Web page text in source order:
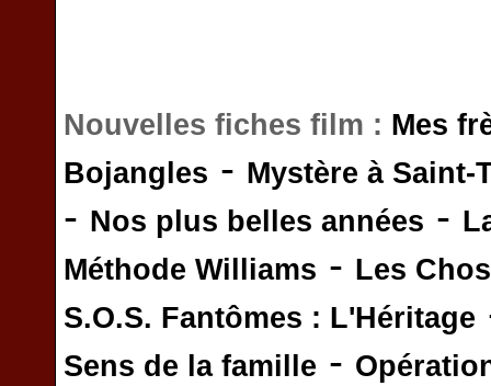
Nouvelles fiches film : Mes
Bojangles - Mystère à Saint-
- Nos plus belles années -
Méthode Williams - Les
S.O.S. Fantômes : L'Héritage
Sens de la famille -